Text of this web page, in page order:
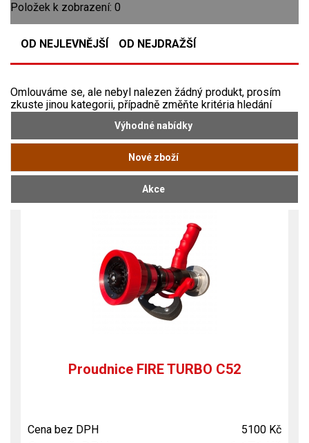
Položek k zobrazení: 0
OD NEJLEVNĚJŠÍ OD NEJDRAŽŠÍ
Omlouváme se, ale nebyl nalezen žádný produkt, prosím
zkuste jinou kategorii, případně změňte kritéria hledání
Výhodné nabídky
Nové zboží
Akce
Proudnice FIRE TURBO C52
Cena bez DPH 5100 Kč